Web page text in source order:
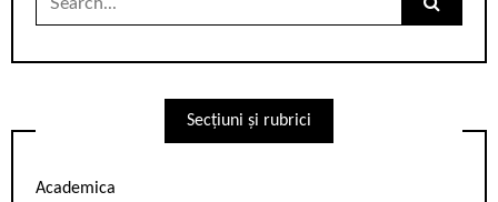
Secțiuni și rubrici
Academica